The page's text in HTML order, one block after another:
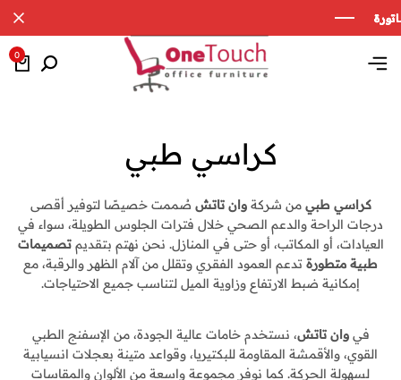
0
كراسي طبي
كراسي طبي من شركةوان تاتش صُممت خصيصًا لتوفير أقصى
درجات الراحة والدعم الصحي خلال فترات الجلوس الطويلة، سواء في
العيادات، أو المكاتب، أو حتى في المنازل. نحن نهتم بتقديمتصميمات
طبية متطورة تدعم العمود الفقري وتقلل من آلام الظهر والرقبة، مع
إمكانية ضبط الارتفاع وزاوية الميل لتناسب جميع الاحتياجات.
فيوان تاتش، نستخدم خامات عالية الجودة، من الإسفنج الطبي
القوي، والأقمشة المقاومة للبكتيريا، وقواعد متينة بعجلات انسيابية
لسهولة الحركة. كما نوفر مجموعة واسعة من الألوان والمقاسات